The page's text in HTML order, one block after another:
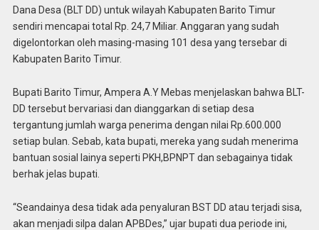
Dana Desa (BLT DD) untuk wilayah Kabupaten Barito Timur
sendiri mencapai total Rp. 24,7 Miliar. Anggaran yang sudah
digelontorkan oleh masing-masing 101 desa yang tersebar di
Kabupaten Barito Timur.
Bupati Barito Timur, Ampera A.Y Mebas menjelaskan bahwa BLT-
DD tersebut bervariasi dan dianggarkan di setiap desa
tergantung jumlah warga penerima dengan nilai Rp.600.000
setiap bulan. Sebab, kata bupati, mereka yang sudah menerima
bantuan sosial lainya seperti PKH,BPNPT dan sebagainya tidak
berhak jelas bupati.
“Seandainya desa tidak ada penyaluran BST DD atau terjadi sisa,
akan menjadi silpa dalan APBDes,” ujar bupati dua periode ini,